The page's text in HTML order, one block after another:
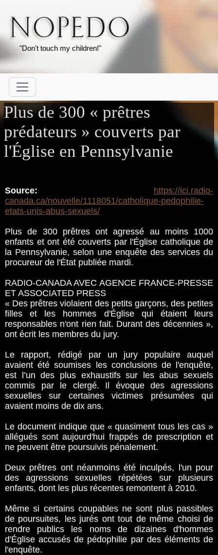
"Don't touch my children!"
Plus de 300 « prêtres
prédateurs » couverts par
l'Église en Pennsylvanie
Source:
https://ici.radio-
canada.ca/nouvelle/1118051/catholique-pedophilie-
etats-unis-abus-sexuels/
Plus de 300 prêtres ont agressé au moins 1000
enfants et ont été couverts par l'Église catholique de
la Pennsylvanie, selon une enquête des services du
procureur de l'État publiée mardi.
RADIO-CANADA AVEC AGENCE FRANCE-PRESSE
ET ASSOCIATED PRESS
« Des prêtres violaient des petits garçons, des petites
filles et les hommes d'Église qui étaient leurs
responsables n'ont rien fait. Durant des décennies »,
ont écrit les membres du jury.
Le rapport, rédigé par un jury populaire auquel
avaient été soumises les conclusions de l'enquête,
est l’un des plus exhaustifs sur les abus sexuels
commis par le clergé. Il évoque des agressions
sexuelles sur certaines victimes présumées qui
avaient moins de dix ans.
Le document indique que « quasiment tous les cas »
allégués sont aujourd'hui frappés de prescription et
ne peuvent être poursuivis pénalement.
Deux prêtres ont néanmoins été inculpés, l'un pour
des agressions sexuelles répétées sur plusieurs
enfants, dont les plus récentes remontent à 2010.
Même si certains coupables ne sont plus passibles
de poursuites, les jurés ont tout de même choisi de
rendre publics les noms de dizaines d'hommes
d'Église accusés de pédophilie par des éléments de
l'enquête.